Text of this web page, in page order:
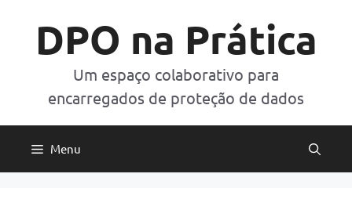
DPO na Prática
Um espaço colaborativo para
encarregados de proteção de dados
Menu